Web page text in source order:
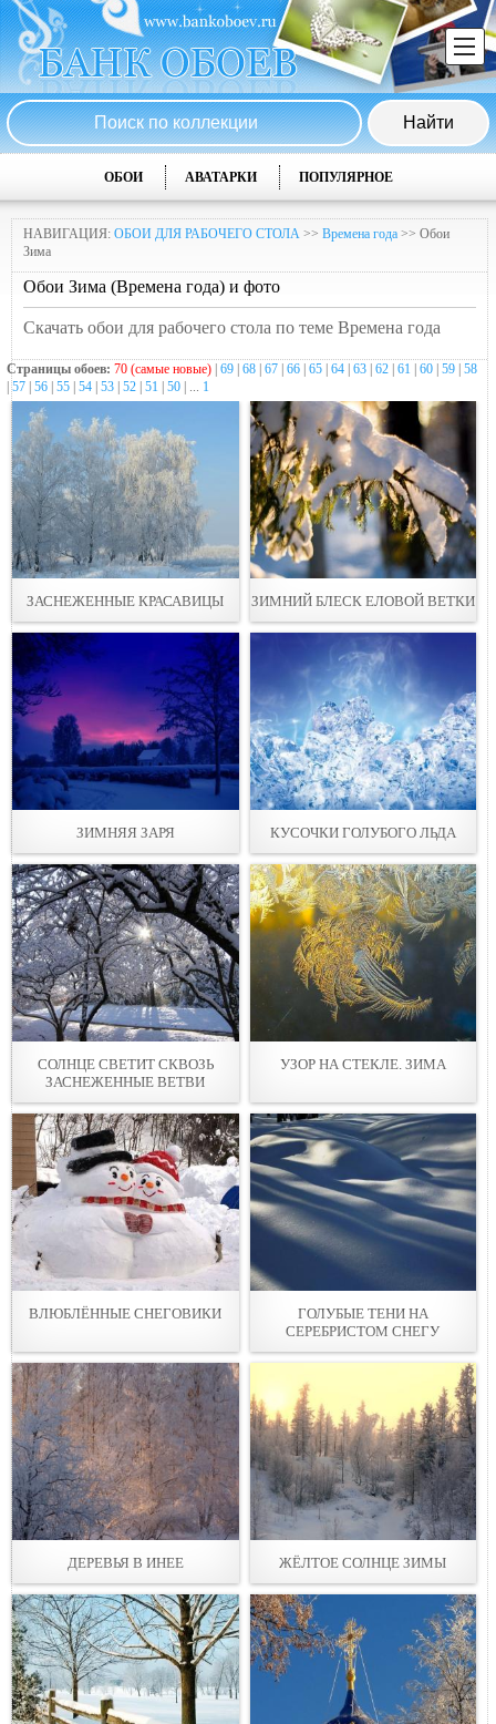
ОБОИ АВАТАРКИ ПОПУЛЯРНОЕ
НАВИГАЦИЯ: ОБОИ ДЛЯ РАБОЧЕГО СТОЛА >> Времена года >> Обои
Зима
Обои Зима (Времена года) и фото
Скачать обои для рабочего стола по теме Времена года
Страницы обоев: 70 (самые новые) 69 68 67 66 65 64 63 62 61 60 59 58
|57 56 55 54 53 52 51 50 | ... 1
ЗАСНЕЖЕННЫЕ КРАСАВИЦЫ ЗИМНИЙ БЛЕСК ЕЛОВОЙ ВЕТКИ
ЗИМНЯЯ ЗАРЯ КУСОЧКИ ГОЛУБОГО ЛЬДА
СОЛНЦЕ СВЕТИТ СКВОЗЬ
ЗАСНЕЖЕННЫЕ ВЕТВИ
УЗОР НА СТЕКЛЕ. ЗИМА
ВЛЮБЛЁННЫЕ СНЕГОВИКИ
ГОЛУБЫЕ ТЕНИ НА
СЕРЕБРИСТОМ СНЕГУ
ДЕРЕВЬЯ В ИНЕЕ ЖЁЛТОЕ СОЛНЦЕ ЗИМЫ